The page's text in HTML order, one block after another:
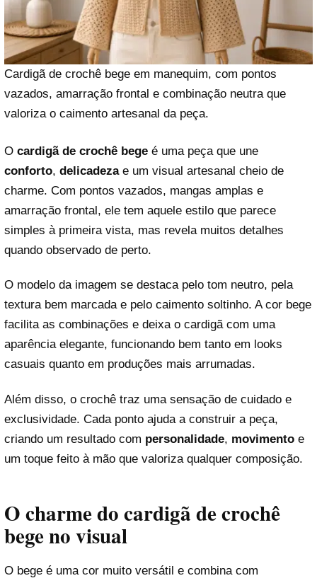
Cardigã de crochê bege em manequim, com pontos
vazados, amarração frontal e combinação neutra que
valoriza o caimento artesanal da peça.
O cardigã de crochê bege é uma peça que une
conforto, delicadezae um visual artesanal cheio de
charme. Com pontos vazados, mangas amplas e
amarração frontal, ele tem aquele estilo que parece
simples à primeira vista, mas revela muitos detalhes
quando observado de perto.
O modelo da imagem se destaca pelo tom neutro, pela
textura bem marcada e pelo caimento soltinho. A cor bege
facilita as combinações e deixa o cardigã com uma
aparência elegante, funcionando bem tanto em looks
casuais quanto em produções mais arrumadas.
Além disso, o crochê traz uma sensação de cuidado e
exclusividade. Cada ponto ajuda a construir a peça,
criando um resultado com personalidade, movimento e
um toque feito à mão que valoriza qualquer composição.
O charme do cardigã de crochê
bege no visual
O bege é uma cor muito versátil e combina com